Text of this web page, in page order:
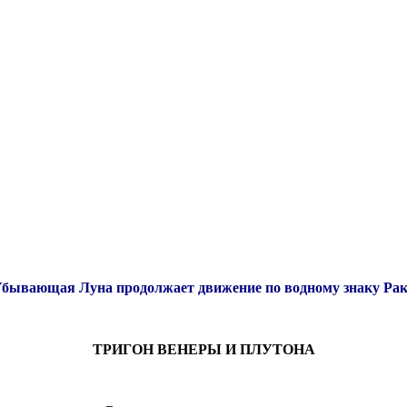
Луна продолжает движение по водному знаку
ТРИГОН ВЕНЕРЫ И ПЛУТОНА